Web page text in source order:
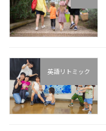
英語リトミック